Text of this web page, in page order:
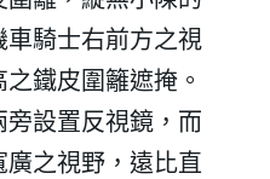
車騎士右前方之視
鐵皮圍籬遮掩。
設置反視鏡，而
廣之視野，遠比直